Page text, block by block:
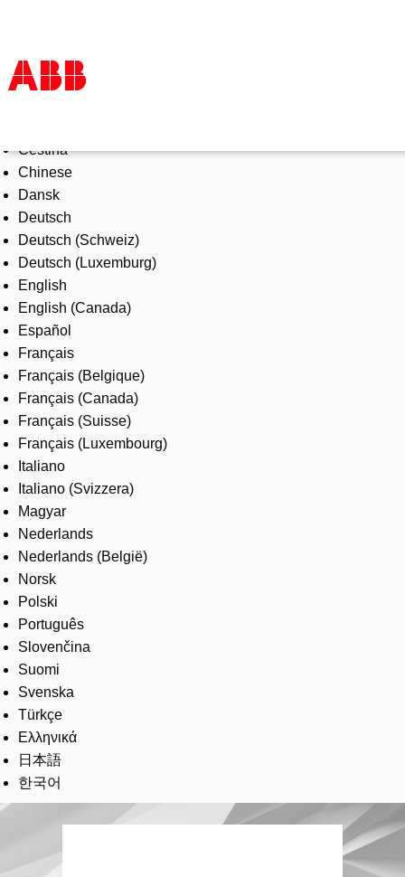
Products & Solutions
Industries
Services
About us
Where to buy
Contact us
Careers
Čeština
Chinese
Dansk
Deutsch
Deutsch (Schweiz)
Deutsch (Luxemburg)
English
English (Canada)
Español
Français
Français (Belgique)
Français (Canada)
Français (Suisse)
Français (Luxembourg)
Italiano
Italiano (Svizzera)
Magyar
Nederlands
Nederlands (België)
Norsk
Polski
Português
Slovenčina
Suomi
Svenska
Türkçe
Ελληνικά
日本語
한국어